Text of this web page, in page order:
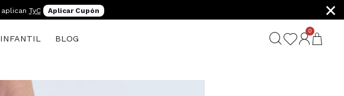
aplican TyC Aplicar Cupón ×
INFANTIL BLOG
0